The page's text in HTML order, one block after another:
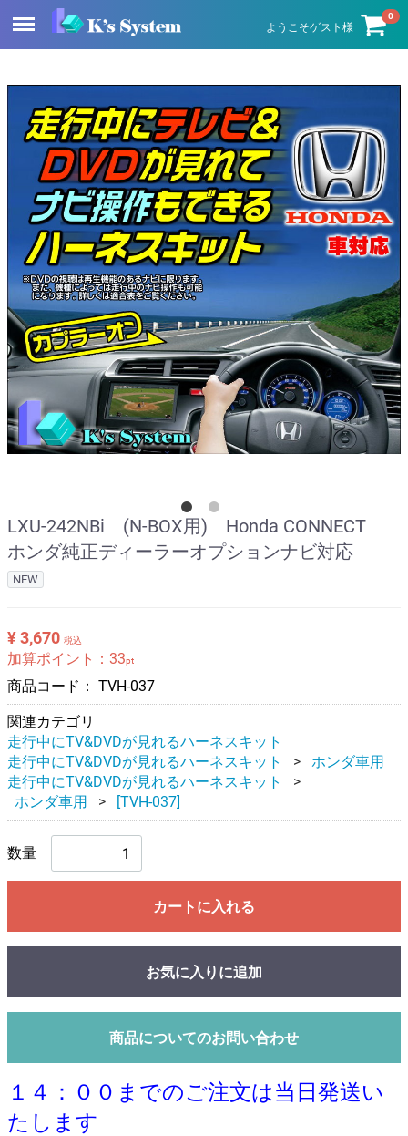
ようこそゲスト様
0
Menu
LXU-242NBi (N-BOX用) Honda CONNECT
ホンダ純正ディーラーオプションナビ対応
NEW
¥ 3,670 税込
加算ポイント： 33pt
商品コード： TVH-037
関連カテゴリ
走行中にTV&DVDが見れるハーネスキット
走行中にTV&DVDが見れるハーネスキット
ホンダ車用
走行中にTV&DVDが見れるハーネスキット
ホンダ車用
[TVH-037]
数量
カートに入れる
お気に入りに追加
商品についてのお問い合わせ
１４：００までのご注文は当日発送い
たします